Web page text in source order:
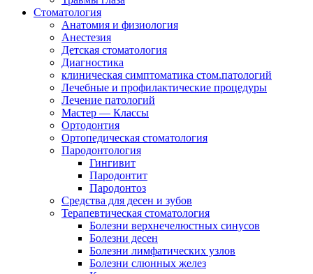
Стоматология
Анатомия и физиология
Анестезия
Детская стоматология
Диагностика
клиническая симптоматика стом.патологий
Лечебные и профилактические процедуры
Лечение патологий
Мастер — Классы
Ортодонтия
Ортопедическая стоматология
Пародонтология
Гингивит
Пародонтит
Пародонтоз
Средства для десен и зубов
Терапевтическая стоматология
Болезни верхнечелюстных синусов
Болезни десен
Болезни лимфатических узлов
Болезни слюнных желез